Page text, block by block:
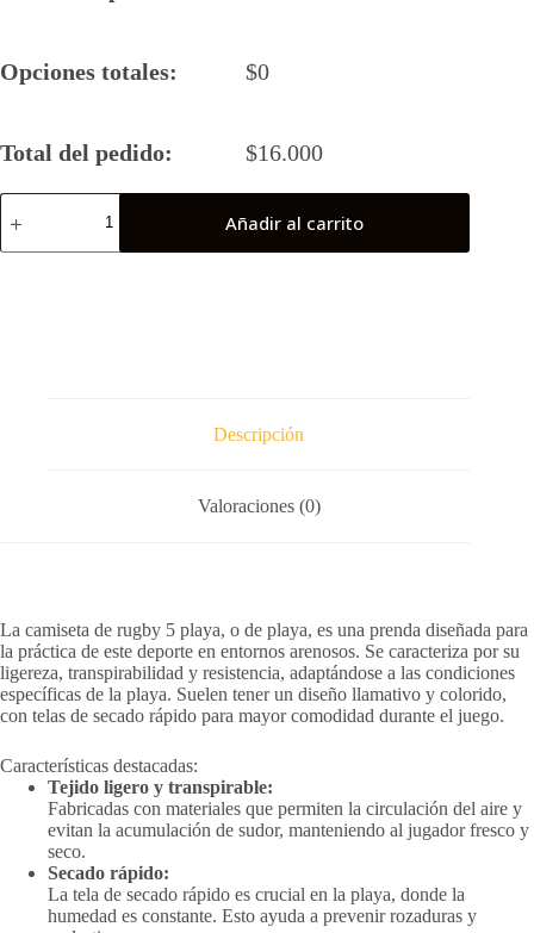
Opciones totales: $0
Total del pedido: $16.000
Camiseta
Rugby
Añadir al carrito
Descripción
Valoraciones (0)
La camiseta de rugby 5 playa, o de playa, es una prenda diseñada para
la práctica de este deporte en entornos arenosos. Se caracteriza por su
ligereza, transpirabilidad y resistencia, adaptándose a las condiciones
específicas de la playa. Suelen tener un diseño llamativo y colorido,
con telas de secado rápido para mayor comodidad durante el juego.
Características destacadas:
Tejido ligero y transpirable:
Fabricadas con materiales que permiten la circulación del aire y
evitan la acumulación de sudor, manteniendo al jugador fresco y
seco.
Secado rápido:
La tela de secado rápido es crucial en la playa, donde la
humedad es constante. Esto ayuda a prevenir rozaduras y